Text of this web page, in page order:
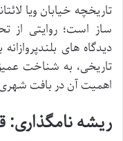
تاریخچه خیابان ویا
ساز است؛ روایتی از
دیدگاه های
تاریخی، به شناخت
اهمیت آن در بافت
ریشه نامگذاری: